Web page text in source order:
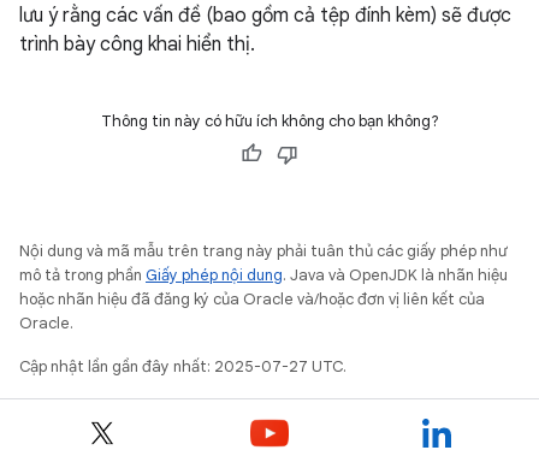
lưu ý rằng các vấn đề (bao gồm cả tệp đính kèm) sẽ được
trình bày công khai hiển thị.
Thông tin này có hữu ích không cho bạn không?
Nội dung và mã mẫu trên trang này phải tuân thủ các giấy phép như
mô tả trong phần Giấy phép nội dung. Java và OpenJDK là nhãn hiệu
hoặc nhãn hiệu đã đăng ký của Oracle và/hoặc đơn vị liên kết của
Oracle.
Cập nhật lần gần đây nhất: 2025-07-27 UTC.